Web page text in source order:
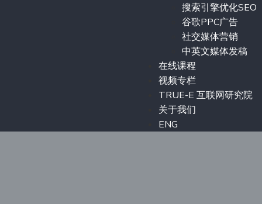
搜索引擎优化SEO
谷歌PPC广告
社交媒体营销
中英文媒体发稿
在线课程
视频专栏
TRUE-E 互联网研究院
关于我们
ENG